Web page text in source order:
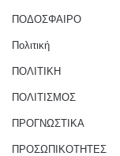
ΠΟΔΟΣΦΑΙΡΟ
Πολιτική
ΠΟΛΙΤΙΚΗ
ΠΟΛΙΤΙΣΜΟΣ
ΠΡΟΓΝΩΣΤΙΚΑ
ΠΡΟΣΩΠΙΚΟΤΗΤΕΣ